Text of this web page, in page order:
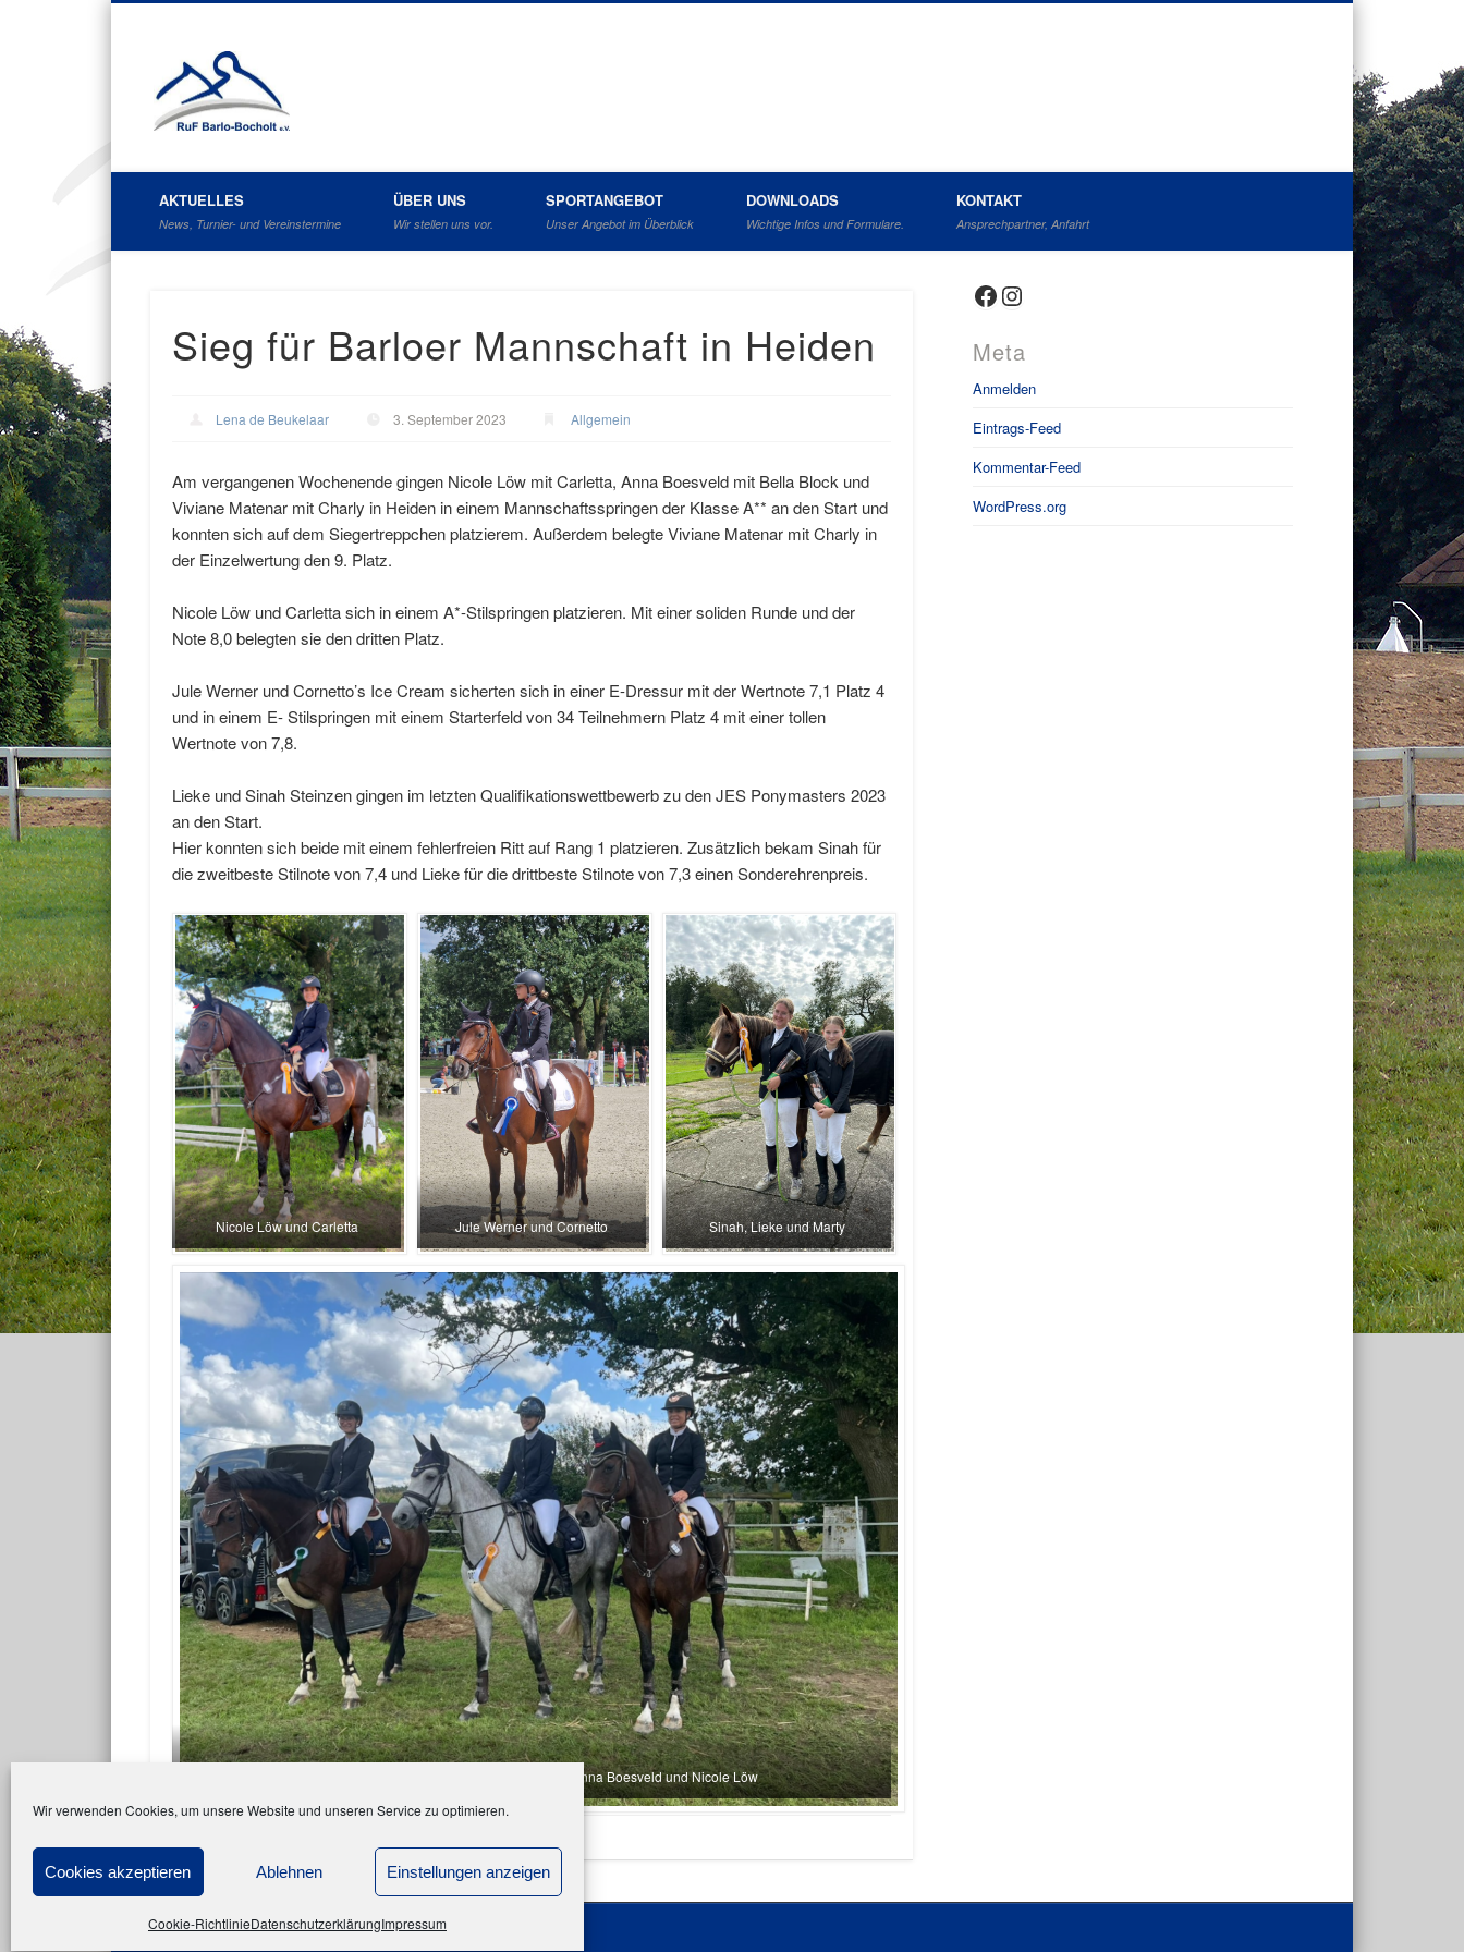
Wir verwenden Cookies, um unsere Website und unseren Service zu optimieren.
Cookies akzeptieren Ablehnen Einstellungen anzeigen
Cookie-RichtlinieDatenschutzerklärungImpressum
AKTUELLES
News, Turnier- und Vereinstermine
ÜBER UNS
Wir stellen uns vor.
SPORTANGEBOT
Unser Angebot im Überblick
DOWNLOADS
Wichtige Infos und Formulare.
KONTAKT
Ansprechpartner, Anfahrt
Sieg für Barloer Mannschaft in Heiden
Lena de Beukelaar 3. September 2023 Allgemein
Am vergangenen Wochenende gingen Nicole Löw mit Carletta, Anna Boesveld mit Bella Block und
Viviane Matenar mit Charly in Heiden in einem Mannschaftsspringen der Klasse A** an den Start und
konnten sich auf dem Siegertreppchen platzierem. Außerdem belegte Viviane Matenar mit Charly in
der Einzelwertung den 9. Platz.
Nicole Löw und Carletta sich in einem A*-Stilspringen platzieren. Mit einer soliden Runde und der
Note 8,0 belegten sie den dritten Platz.
Jule Werner und Cornetto’s Ice Cream sicherten sich in einer E-Dressur mit der Wertnote 7,1 Platz 4
und in einem E- Stilspringen mit einem Starterfeld von 34 Teilnehmern Platz 4 mit einer tollen
Wertnote von 7,8.
Lieke und Sinah Steinzen gingen im letzten Qualifikationswettbewerb zu den JES Ponymasters 2023
an den Start.
Hier konnten sich beide mit einem fehlerfreien Ritt auf Rang 1 platzieren. Zusätzlich bekam Sinah für
die zweitbeste Stilnote von 7,4 und Lieke für die drittbeste Stilnote von 7,3 einen Sonderehrenpreis.
Nicole Löw und Carletta Jule Werner und Cornetto Sinah, Lieke und Marty
Die siegreiche Mannschaft: Viviane Matenar, Anna Boesveld und Nicole Löw
Facebook
Instagram
Meta
Anmelden
Eintrags-Feed
Kommentar-Feed
WordPress.org
© 2026 Reit- und Fahrverein Barlo Bocholt e.V.